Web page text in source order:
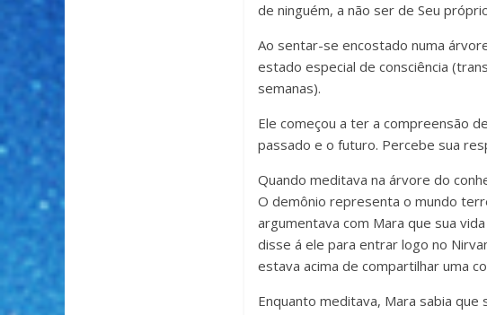
de ninguém, a não ser de Seu
Ao sentar-se encostado numa
estado especial de consciência
semanas).
Ele começou a ter a compreensão
passado e o futuro. Percebe sua
Quando meditava na árvore do
O demônio representa o mundo
argumentava com Mara que sua
disse á ele para entrar logo no
estava acima de compartilhar uma
Enquanto meditava, Mara sabia